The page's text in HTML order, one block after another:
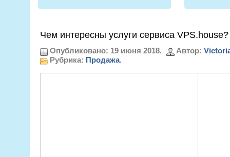
Чем интересны услуги сервиса VPS.house?
Опубликовано: 19 июня 2018. Автор:
Рубрика: Продажа.